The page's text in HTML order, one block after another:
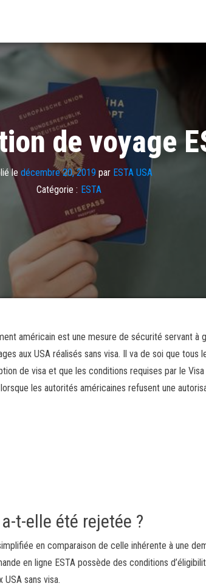
de voyage
le décembre 20, 2019 par ESTA USA
Catégorie : ESTA
américain est une mesure de sécurité servant à
aux USA réalisés sans visa. Il va de soi que tous
de visa et que les conditions requises par le Visa
les autorités américaines refusent une
t-elle été rejetée ?
en comparaison de celle inhérente à une
en ligne ESTA possède des conditions
sans visa.